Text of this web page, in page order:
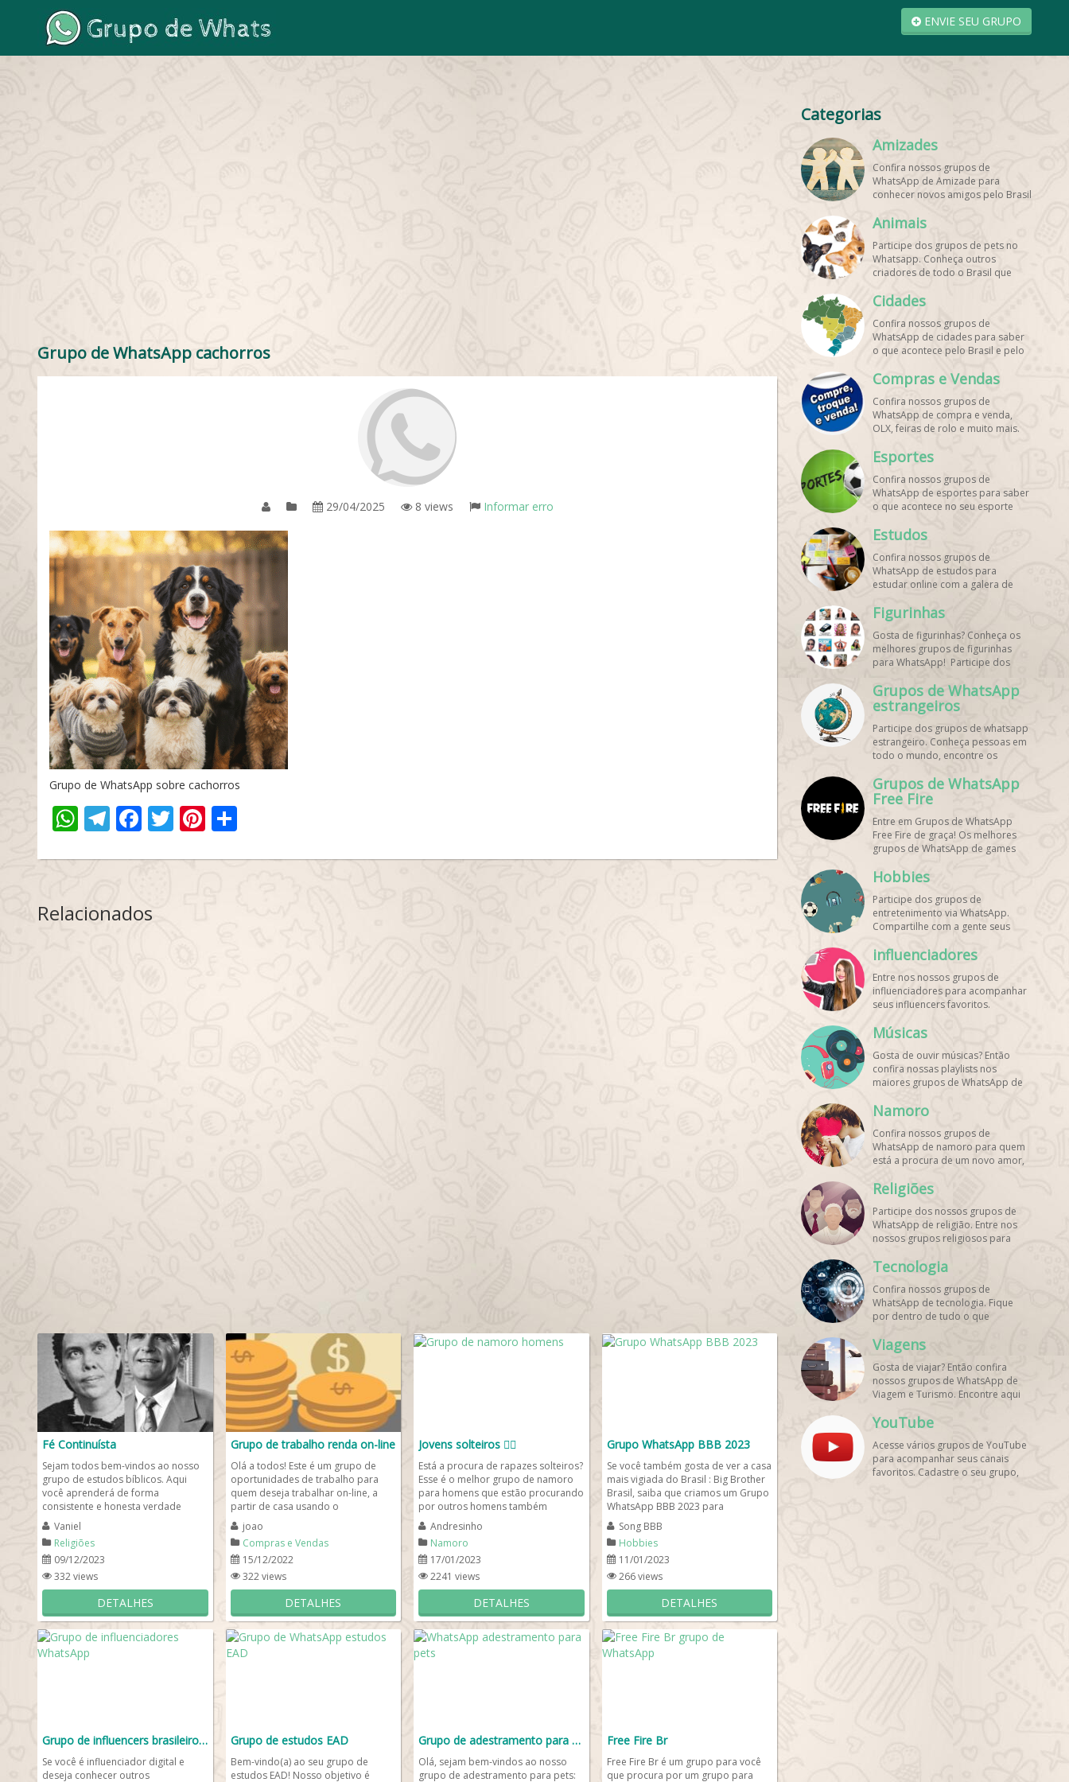
ENVIE SEU GRUPO
Grupo de WhatsApp cachorros
29/04/2025 8 views Informar erro
Grupo de WhatsApp sobre cachorros
WhatsApp
Telegram
Facebook
TwitterPinterest
Relacionados
Fé Continuísta
Sejam todos bem-vindos ao nosso
grupo de estudos bíblicos. Aqui
você aprenderá de forma
consistente e honesta verdade
sobre grandes descobertas bíblicas
que...
Vaniel
Religiões
09/12/2023
332 views
DETALHES
Grupo de trabalho renda on-line
Olá a todos! Este é um grupo de
oportunidades de trabalho para
quem deseja trabalhar on-line, a
partir de casa usando o
computador ou celular com acesso
à...
joao
Compras e Vendas
15/12/2022
322 views
DETALHES
Jovens solteiros 🏳️‍🌈
Está a procura de rapazes solteiros?
Esse é o melhor grupo de namoro
para homens que estão procurando
por outros homens também
solteiros. Aqui além de...
Andresinho
Namoro
17/01/2023
2241 views
DETALHES
Grupo WhatsApp BBB 2023
Se você também gosta de ver a casa
mais vigiada do Brasil : Big Brother
Brasil, saiba que criamos um Grupo
WhatsApp BBB 2023 para
debatermos e acompanharmos...
Song BBB
Hobbies
11/01/2023
266 views
DETALHES
Grupo de influencers brasileiros 🤳🏻
Se você é influenciador digital e
deseja conhecer outros
Grupo de estudos EAD
Bem-vindo(a) ao seu grupo de
estudos EAD! Nosso objetivo é
Grupo de adestramento para pets🐾
Olá, sejam bem-vindos ao nosso
grupo de adestramento para pets:
Free Fire Br
Free Fire Br é um grupo para você
que procura por um grupo para
Categorias
Amizades
Confira nossos grupos de
WhatsApp de Amizade para
conhecer novos amigos pelo Brasil
melhores grupos de WhatsApp é
Animais
Participe dos grupos de pets no
Whatsapp. Conheça outros
criadores de todo o Brasil que
trocar dicas sobre como cuidar
grupos de WhatsApp de graça!
Cidades
Confira nossos grupos de
WhatsApp de cidades para saber
o que acontece pelo Brasil e pelo
grupos de WhatsApp é de graça!
Compras e Vendas
Confira nossos grupos de
WhatsApp de compra e venda,
OLX, feiras de rolo e muito mais.
de WhatsApp é de grátis! Entre
agora!
Esportes
Confira nossos grupos de
WhatsApp de esportes para saber
o que acontece no seu esporte
melhores grupos de WhatsApp é
Estudos
Confira nossos grupos de
WhatsApp de estudos para
estudar online com a galera de
melhores grupos de WhatsApp é
de graça!
Figurinhas
Gosta de figurinhas? Conheça os
melhores grupos de figurinhas
para WhatsApp! Participe dos
figurinhas e stickers grátis.
Encontre aqui os melhores grupos
de WhatsApp e bombe seu perfil!
Grupos de WhatsApp
estrangeiros
Participe dos grupos de whatsapp
estrangeiro. Conheça pessoas em
todo o mundo, encontre os
Encontre esses e mais grupos de
WhatsApp de graça!
Grupos de WhatsApp
Free Fire
Entre em Grupos de WhatsApp
Free Fire de graça! Os melhores
grupos de WhatsApp de games
grupos de whats e faça novos
Hobbies
Participe dos grupos de
entretenimento via WhatsApp.
Compartilhe com a gente seus
os melhores grupos de WhatsApp,
influenciadores
Entre nos nossos grupos de
influenciadores para acompanhar
seus influencers favoritos.
em todo o Brasil e o mundo!
seus seguidores!
Músicas
Gosta de ouvir músicas? Então
confira nossas playlists nos
maiores grupos de WhatsApp de
melhores grupos de WhatsApp é
Namoro
Confira nossos grupos de
WhatsApp de namoro para quem
está a procura de um novo amor,
mais grupos de WhatsApp é de
graça!
Religiões
Participe dos nossos grupos de
WhatsApp de religião. Entre nos
nossos grupos religiosos para
só fé! Entre agora!
Tecnologia
Confira nossos grupos de
WhatsApp de tecnologia. Fique
por dentro de tudo o que
Aqui tem os grupos de WhatsApp
é de graça!
Viagens
Gosta de viajar? Então confira
nossos grupos de WhatsApp de
Viagem e Turismo. Encontre aqui
é de graça! Compartilhe com os
YouTube
Acesse vários grupos de YouTube
para acompanhar seus canais
favoritos. Cadastre o seu grupo,